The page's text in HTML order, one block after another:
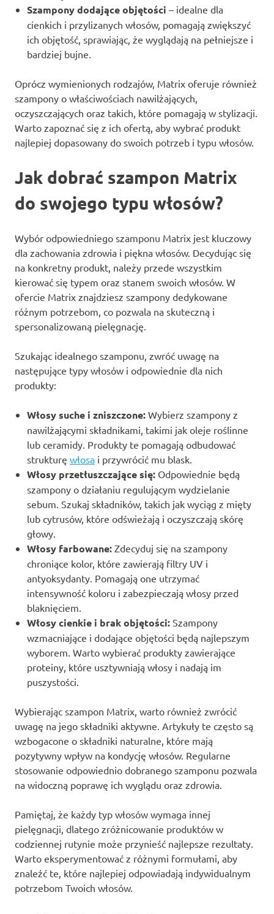
Szampony dodające objętości – idealne dla
cienkich i przylizanych włosów, pomagają zwiększyć
ich objętość, sprawiając, że wyglądają na pełniejsze i
bardziej bujne.
Oprócz wymienionych rodzajów, Matrix oferuje również
szampony o właściwościach nawilżających,
oczyszczających oraz takich, które pomagają w stylizacji.
Warto zapoznać się z ich ofertą, aby wybrać produkt
najlepiej dopasowany do swoich potrzeb i typu włosów.
Jak dobrać szampon Matrix
do swojego typu włosów?
Wybór odpowiedniego szamponu Matrix jest kluczowy
dla zachowania zdrowia i piękna włosów. Decydując się
na konkretny produkt, należy przede wszystkim
kierować się typem oraz stanem swoich włosów. W
ofercie Matrix znajdziesz szampony dedykowane
różnym potrzebom, co pozwala na skuteczną i
spersonalizowaną pielęgnację.
Szukając idealnego szamponu, zwróć uwagę na
następujące typy włosów i odpowiednie dla nich
produkty:
Włosy suche i zniszczone: Wybierz szampony z
nawilżającymi składnikami, takimi jak oleje roślinne
lub ceramidy. Produkty te pomagają odbudować
strukturę włosa i przywrócić mu blask.
Włosy przetłuszczające się: Odpowiednie będą
szampony o działaniu regulującym wydzielanie
sebum. Szukaj składników, takich jak wyciąg z mięty
lub cytrusów, które odświeżają i oczyszczają skórę
głowy.
Włosy farbowane: Zdecyduj się na szampony
chroniące kolor, które zawierają filtry UV i
antyoksydanty. Pomagają one utrzymać
intensywność koloru i zabezpieczają włosy przed
blaknięciem.
Włosy cienkie i brak objętości: Szampony
wzmacniające i dodające objętości będą najlepszym
wyborem. Warto wybierać produkty zawierające
proteiny, które usztywniają włosy i nadają im
puszystości.
Wybierając szampon Matrix, warto również zwrócić
uwagę na jego składniki aktywne. Artykuły te często są
wzbogacone o składniki naturalne, które mają
pozytywny wpływ na kondycję włosów. Regularne
stosowanie odpowiednio dobranego szamponu pozwala
na widoczną poprawę ich wyglądu oraz zdrowia.
Pamiętaj, że każdy typ włosów wymaga innej
pielęgnacji, dlatego zróżnicowanie produktów w
codziennej rutynie może przynieść najlepsze rezultaty.
Warto eksperymentować z różnymi formułami, aby
znaleźć te, które najlepiej odpowiadają indywidualnym
potrzebom Twoich włosów.